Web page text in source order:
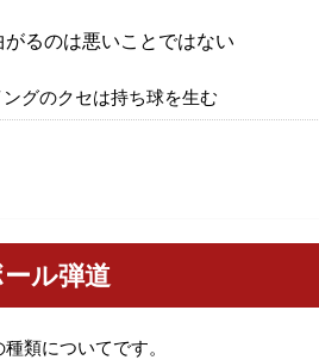
がるのは悪いことではない
ングのクセは持ち球を生む
ル弾道
類についてです。